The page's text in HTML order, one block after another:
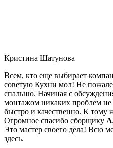
Кристина Шатунова
Всем, кто еще выбирает
советую Кухни мол! Не
спальню. Начиная с
монтажом никаких проблем
быстро и качественно. К тому
Огромное спасибо сборщику
Это мастер своего дела! Всю
здесь.